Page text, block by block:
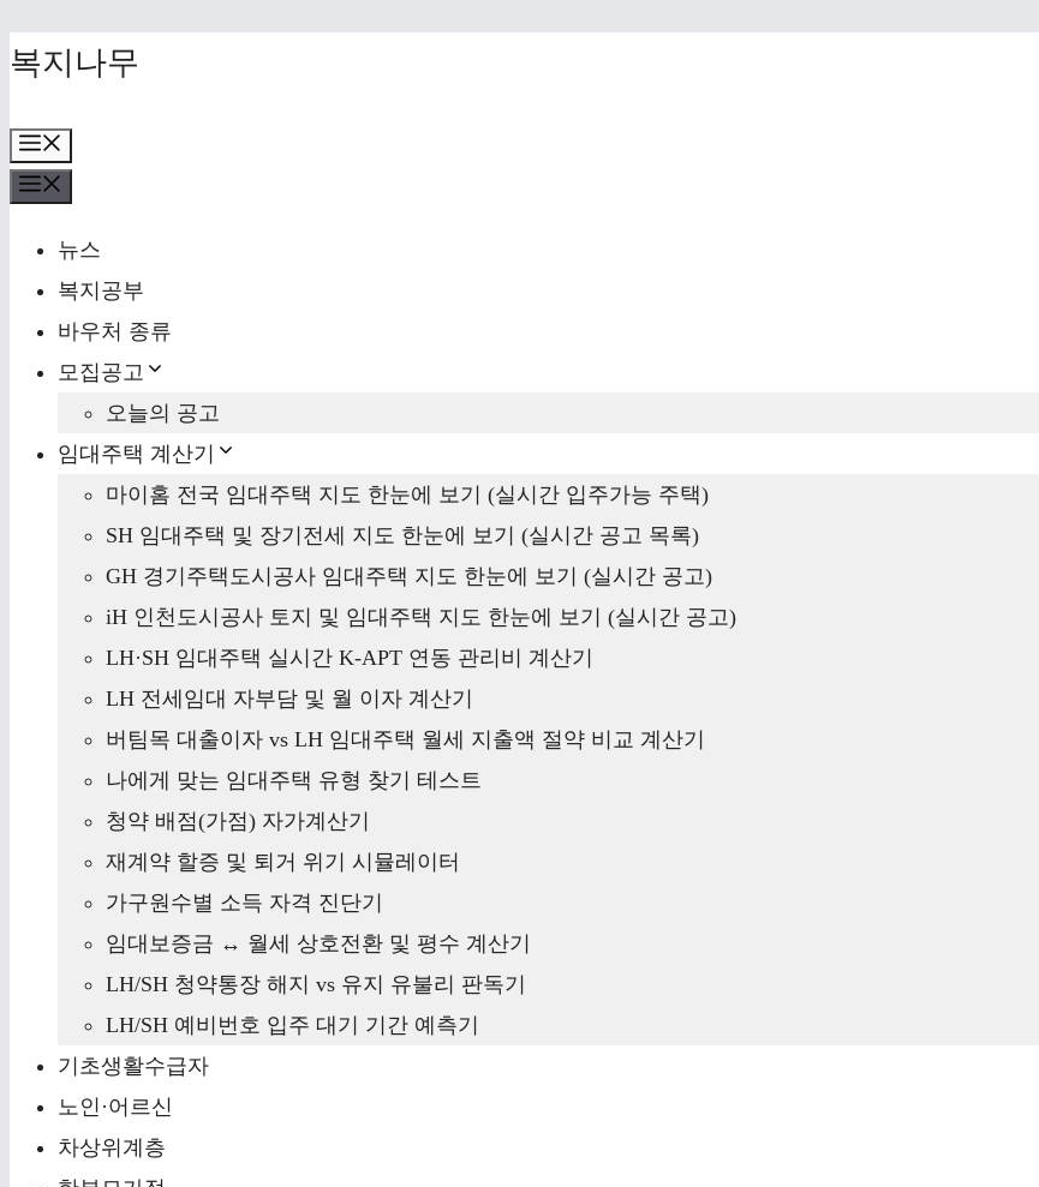
Skip
content
복지나무
뉴스
복지공부
바우처 종류
모집공고
오늘의 공고
임대주택 계산기
마이홈 전국 임대주택 지도 한눈에 보기 (실시간 입주가능 주택)
SH 임대주택 및 장기전세 지도 한눈에 보기 (실시간 공고 목록)
GH 경기주택도시공사 임대주택 지도 한눈에 보기 (실시간 공고)
iH 인천도시공사 토지 및 임대주택 지도 한눈에 보기 (실시간 공고)
LH·SH 임대주택 실시간 K-APT 연동 관리비 계산기
LH 전세임대 자부담 및 월 이자 계산기
버팀목 대출이자 vs LH 임대주택 월세 지출액 절약 비교 계산기
나에게 맞는 임대주택 유형 찾기 테스트
청약 배점(가점) 자가계산기
재계약 할증 및 퇴거 위기 시뮬레이터
가구원수별 소득 자격 진단기
임대보증금 ↔ 월세 상호전환 및 평수 계산기
LH/SH 청약통장 해지 vs 유지 유불리 판독기
LH/SH 예비번호 입주 대기 기간 예측기
기초생활수급자
노인·어르신
차상위계층